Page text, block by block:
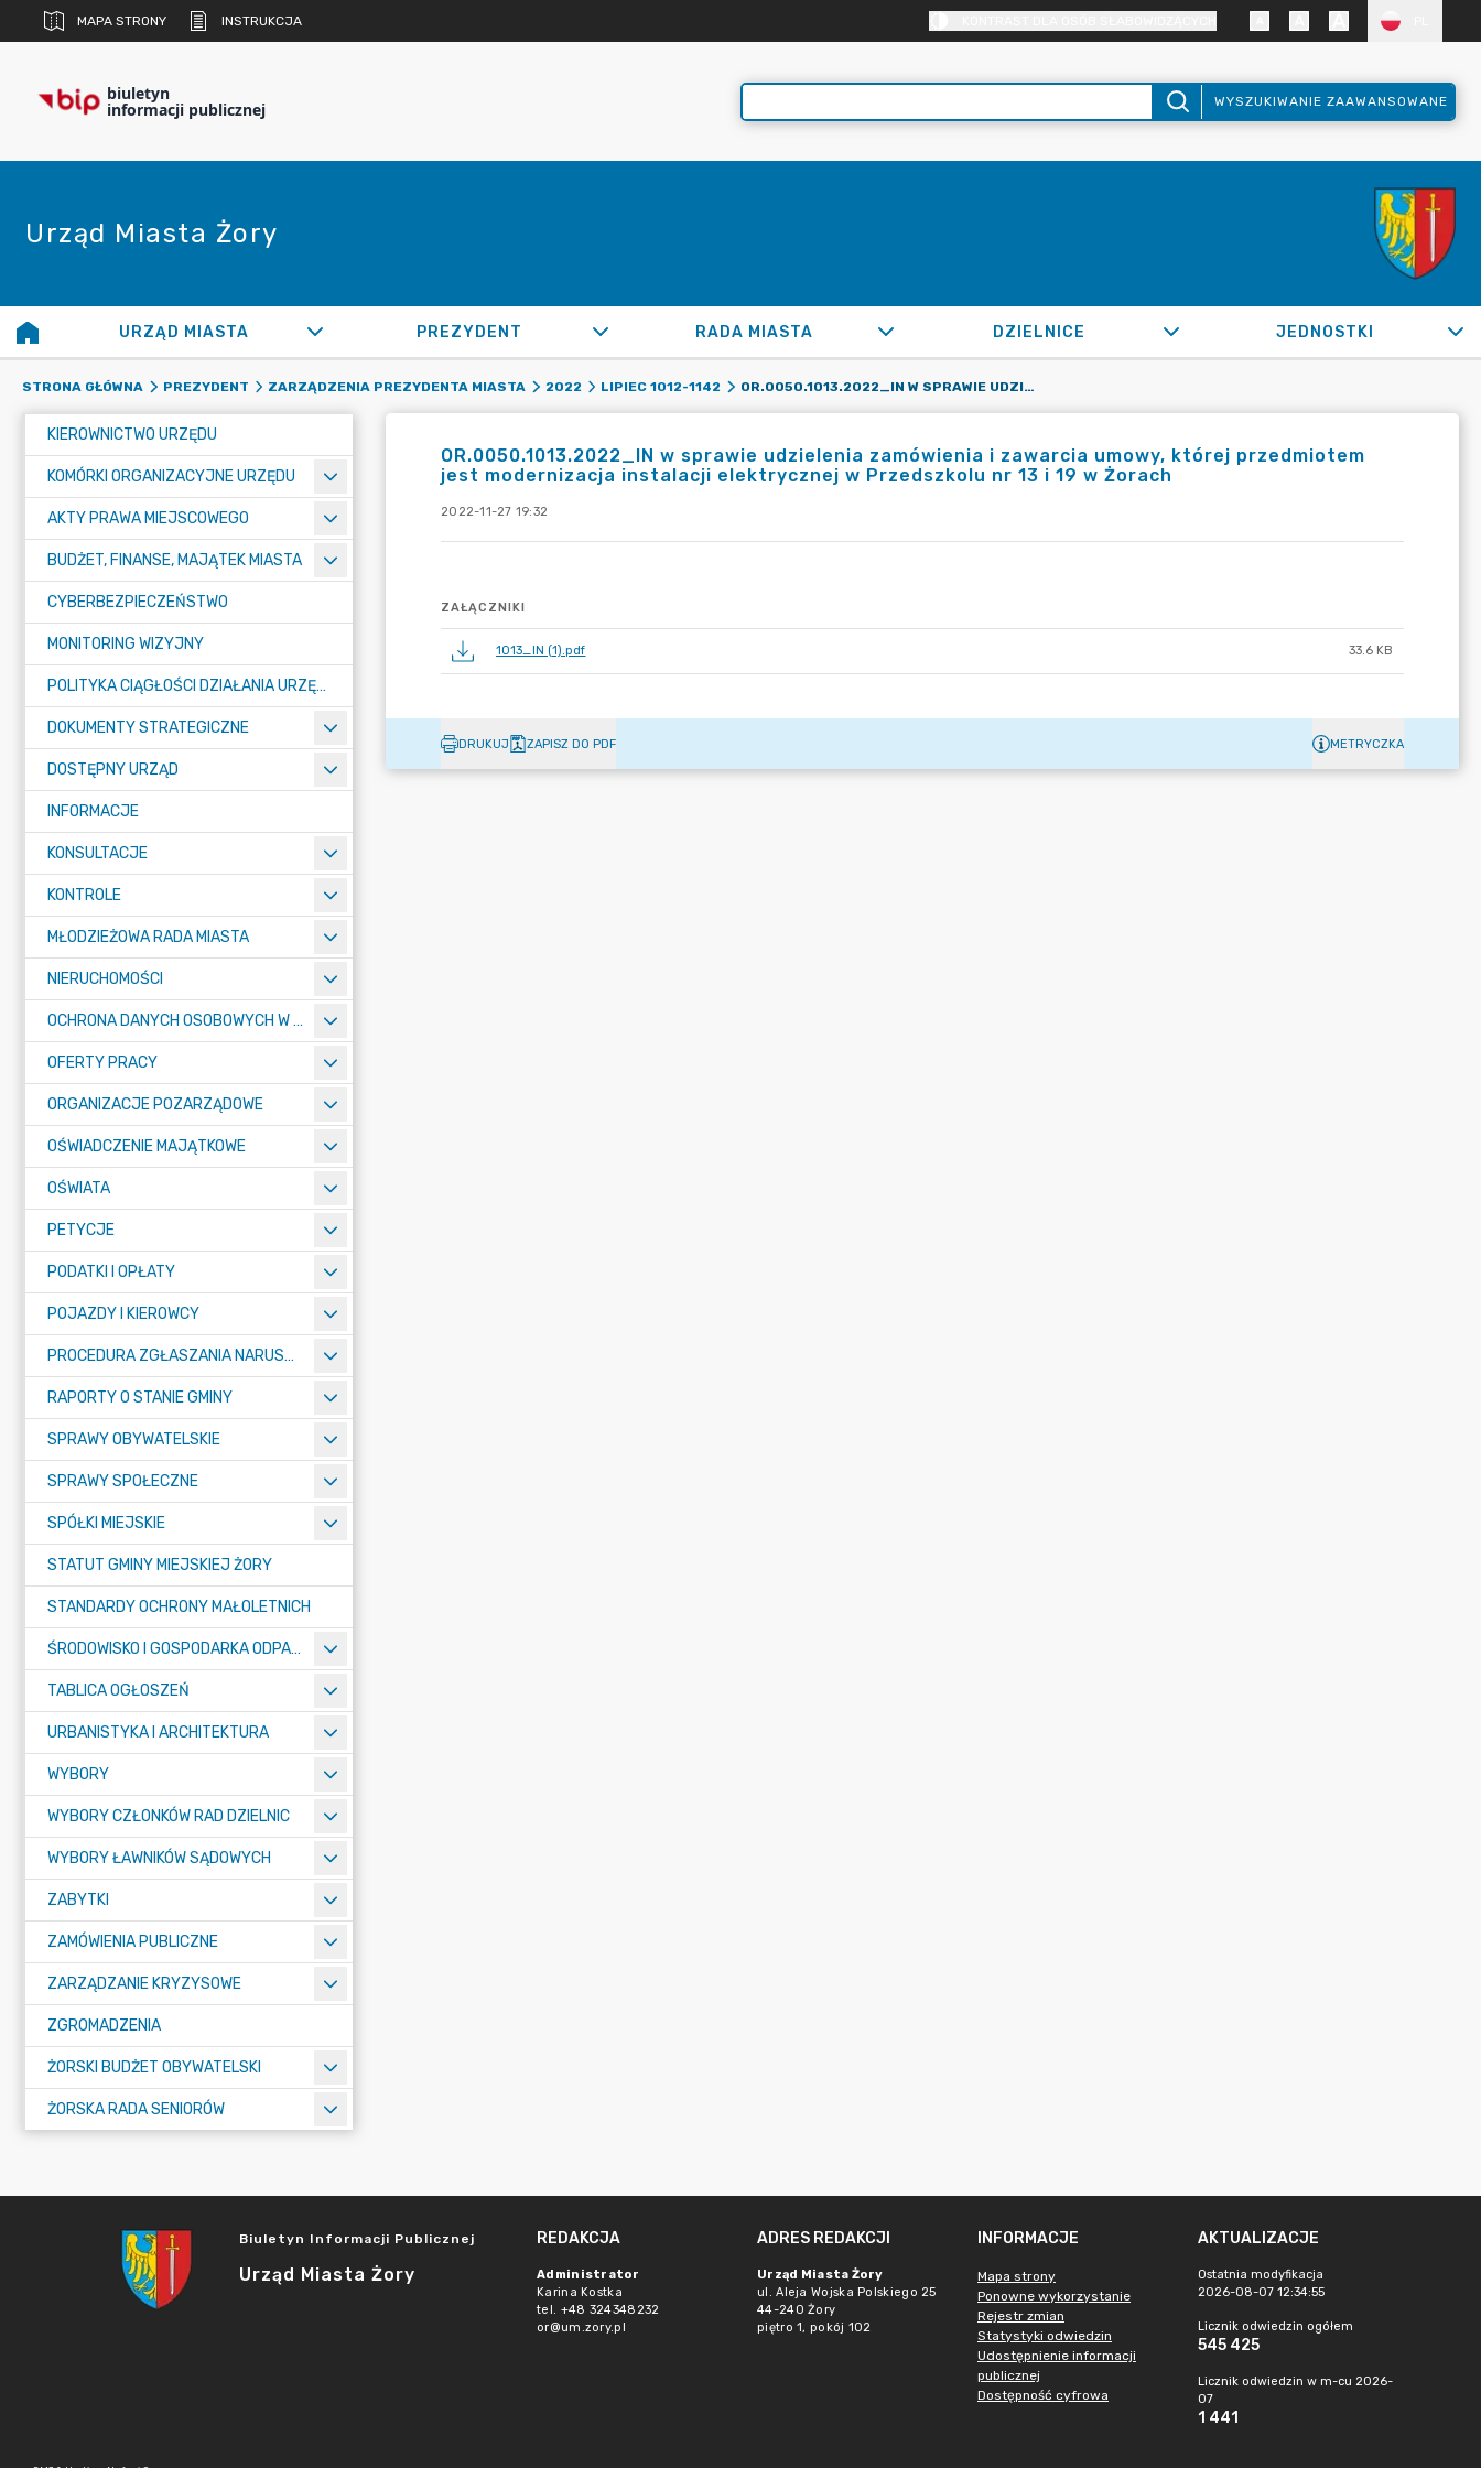
MAPA STRONY INSTRUKCJA
biuletyn
informacji publicznej WYSZUKIWANIE ZAAWANSOWANE
Urząd Miasta Żory
URZĄD MIASTA PREZYDENT RADA MIASTA DZIELNICE JEDNOSTKI
STRONA GŁÓWNA PREZYDENT ZARZĄDZENIA PREZYDENTA MIASTA 2022 LIPIEC 1012-1142 OR.0050.1013.2022_IN W SPRAWIE UDZIELENIA ZAMÓWIENIA I ZAWARCIA UMOWY, KTÓREJ PRZEDMIOTEM JEST MODERNIZACJA INSTALACJI ELEKTRYCZNEJ W PRZEDSZKOLU NR 13 I 19 W ŻORACH
KIEROWNICTWO URZĘDU
KOMÓRKI ORGANIZACYJNE URZĘDU
AKTY PRAWA MIEJSCOWEGO
BUDŻET, FINANSE, MAJĄTEK MIASTA
CYBERBEZPIECZEŃSTWO
MONITORING WIZYJNY
POLITYKA CIĄGŁOŚCI DZIAŁANIA URZĘDU MIASTA ŻORY
DOKUMENTY STRATEGICZNE
DOSTĘPNY URZĄD
INFORMACJE
KONSULTACJE
KONTROLE
MŁODZIEŻOWA RADA MIASTA
NIERUCHOMOŚCI
OCHRONA DANYCH OSOBOWYCH W URZĘDZIE MIASTA ŻORY - RODO
OFERTY PRACY
ORGANIZACJE POZARZĄDOWE
OŚWIADCZENIE MAJĄTKOWE
OŚWIATA
PETYCJE
PODATKI I OPŁATY
POJAZDY I KIEROWCY
PROCEDURA ZGŁASZANIA NARUSZEŃ PRAWA
RAPORTY O STANIE GMINY
SPRAWY OBYWATELSKIE
SPRAWY SPOŁECZNE
SPÓŁKI MIEJSKIE
STATUT GMINY MIEJSKIEJ ŻORY
STANDARDY OCHRONY MAŁOLETNICH
ŚRODOWISKO I GOSPODARKA ODPADAMI
TABLICA OGŁOSZEŃ
URBANISTYKA I ARCHITEKTURA
WYBORY
WYBORY CZŁONKÓW RAD DZIELNIC
WYBORY ŁAWNIKÓW SĄDOWYCH
ZABYTKI
ZAMÓWIENIA PUBLICZNE
ZARZĄDZANIE KRYZYSOWE
ZGROMADZENIA
ŻORSKI BUDŻET OBYWATELSKI
ŻORSKA RADA SENIORÓW
OR.0050.1013.2022_IN w sprawie udzielenia zamówienia i zawarcia umowy, której przedmiotem
jest modernizacja instalacji elektrycznej w Przedszkolu nr 13 i 19 w Żorach
2022-11-27 19:32
ZAŁĄCZNIKI
1013_IN (1).pdf 33.6 KB
DRUKUJ ZAPISZ DO PDF METRYCZKA
Biuletyn Informacji Publicznej
Urząd Miasta Żory
REDAKCJA
Administrator
Karina Kostka
tel. +48 324348232
or@um.zory.pl
ADRES REDAKCJI
Urząd Miasta Żory
ul. Aleja Wojska Polskiego 25
44-240 Żory
piętro 1, pokój 102
INFORMACJE
Mapa strony
Ponowne wykorzystanie
Rejestr zmian
Statystyki odwiedzin
Udostępnienie informacji
publicznej
Dostępność cyfrowa
AKTUALIZACJE
Ostatnia modyfikacja
2026-08-07 12:34:55
Licznik odwiedzin ogółem
545 425
Licznik odwiedzin w m-cu 2026-
07
1 441